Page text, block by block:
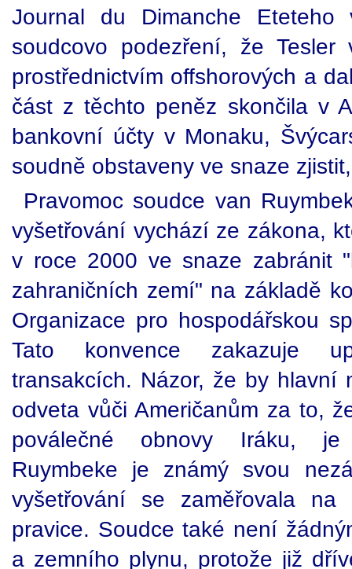
Journal du Dimanche Eteteho
soudcovo podezření, že
prostřednictvím offshorových a
část z těchto peněz skončila v
bankovní účty v Monaku,
soudně obstaveny ve snaze
Pravomoc soudce van
vyšetřování vychází ze zákona,
v roce 2000 ve snaze zabránit
zahraničních zemí" na základě
Organizace pro hospodářskou
Tato konvence zakazuje
transakcích. Názor, že by hlavní
odveta vůči Američanům za to,
poválečné obnovy Iráku, je
Ruymbeke je známý svou
vyšetřování se zaměřovala
pravice. Soudce také není
a zemního plynu, protože již